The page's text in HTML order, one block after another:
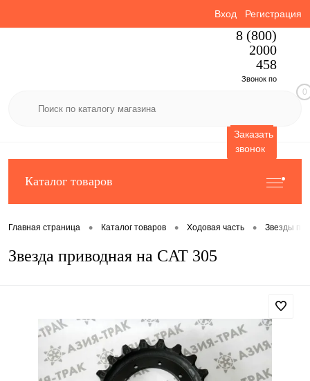
Вход Регистрация
8 (800)
2000
458
Звонок по
Заказать
звонок
0
Каталог товаров
Главная страница • Каталог товаров • Ходовая часть • Звезды
Звезда приводная на CAT 305